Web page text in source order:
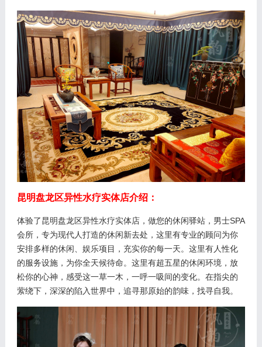
昆明盘龙区异性水疗实体店介绍：
体验了昆明盘龙区异性水疗实体店，做您的休闲驿站，男士SPA
会所，专为现代人打造的休闲新去处，这里有专业的顾问为你
安排多样的休闲、娱乐项目，充实你的每一天。这里有人性化
的服务设施，为你全天候待命。这里有超五星的休闲环境，放
松你的心神，感受这一草一木，一呼一吸间的变化。在指尖的
萦绕下，深深的陷入世界中，追寻那原始的韵味，找寻自我。